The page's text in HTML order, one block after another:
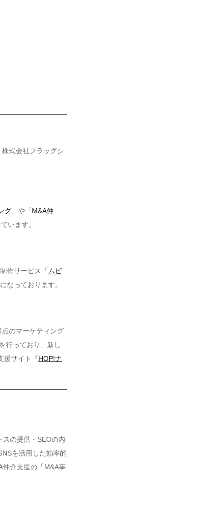
式会社フラッグシ
グ 」や「 M&A仲
います。
作サービス「 ムビ
なっております。
のマーケティング
行っており、新し
援サイト『HOP!ナ
の提供・SEOの内
を活用した効率的
仲介支援の「M&A事